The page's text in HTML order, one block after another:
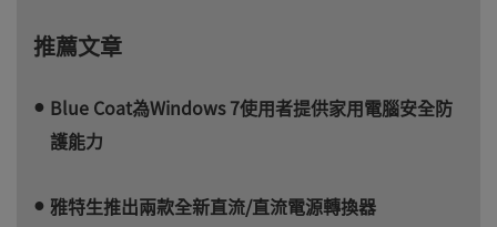
推薦文章
Blue Coat為Windows 7使用者提供家用電腦安全防
護能力
雅特生推出兩款全新直流/直流電源轉換器